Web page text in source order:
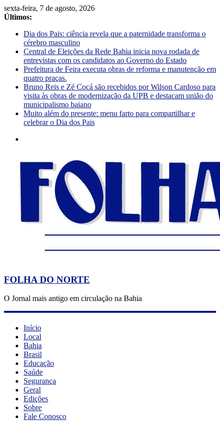
sexta-feira, 7 de agosto, 2026
Últimos:
Dia dos Pais: ciência revela que a paternidade transforma o
cérebro masculino
Central de Eleições da Rede Bahia inicia nova rodada de
entrevistas com os candidatos ao Governo do Estado
Prefeitura de Feira executa obras de reforma e manutenção em
quatro praças.
Bruno Reis e Zé Cocá são recebidos por Wilson Cardoso para
visita às obras de modernização da UPB e destacam união do
municipalismo baiano
Muito além do presente: menu farto para compartilhar e
celebrar o Dia dos Pais
FOLHA DO NORTE
O Jornal mais antigo em circulação na Bahia
Início
Local
Bahia
Brasil
Educação
Saúde
Segurança
Geral
Edições
Sobre
Fale Conosco